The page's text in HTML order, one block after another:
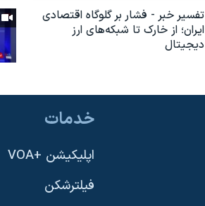
تفسیر خبر - فشار بر گلوگاه اقتصادی
ایران؛ از خارک تا شبکه‌های ارز
دیجیتال
خدمات
اپلیکیشن +VOA
فیلترشکن